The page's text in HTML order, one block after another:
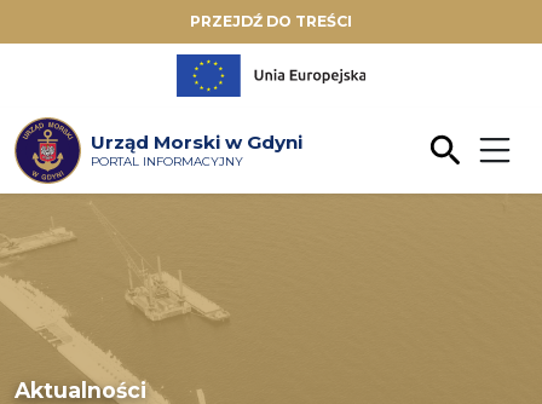
PRZEJDŹ DO TREŚCI
Urząd Morski w Gdyni
PORTAL INFORMACYJNY
Aktualności